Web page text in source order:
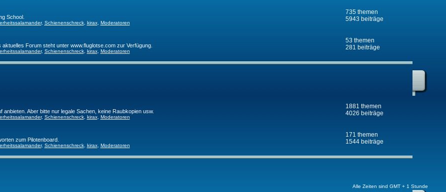
School.
, Schienenschreck, kirax, Moderatoren
735 themen
5943 beiträge
Forum steht unter www.fluglotse.com zur Verfügung.
, Schienenschreck, kirax, Moderatoren
53 themen
281 beiträge
Aber bitte nur legale Sachen, keine Raubkopien usw.
, Schienenschreck, kirax, Moderatoren
1881 themen
4026 beiträge
zum Pilotenboard.
, Schienenschreck, kirax, Moderatoren
171 themen
1544 beiträge
Alle Zeiten sind GMT + 1 Stunde